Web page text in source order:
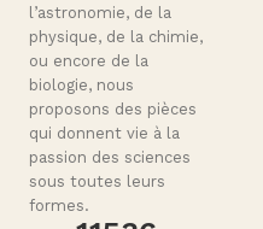
l’astronomie, de la
physique, de la chimie,
ou encore de la
biologie, nous
proposons des pièces
qui donnent vie à la
passion des sciences
sous toutes leurs
formes.